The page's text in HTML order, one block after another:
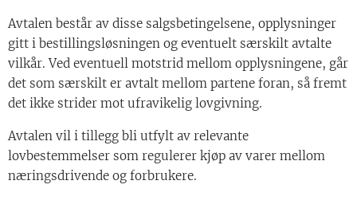
Avtalen består av disse salgsbetingelsene, opplysninger
gitt i bestillingsløsningen og eventuelt særskilt avtalte
vilkår. Ved eventuell motstrid mellom opplysningene, går
det som særskilt er avtalt mellom partene foran, så fremt
det ikke strider mot ufravikelig lovgivning.
Avtalen vil i tillegg bli utfylt av relevante
lovbestemmelser som regulerer kjøp av varer mellom
næringsdrivende og forbrukere.